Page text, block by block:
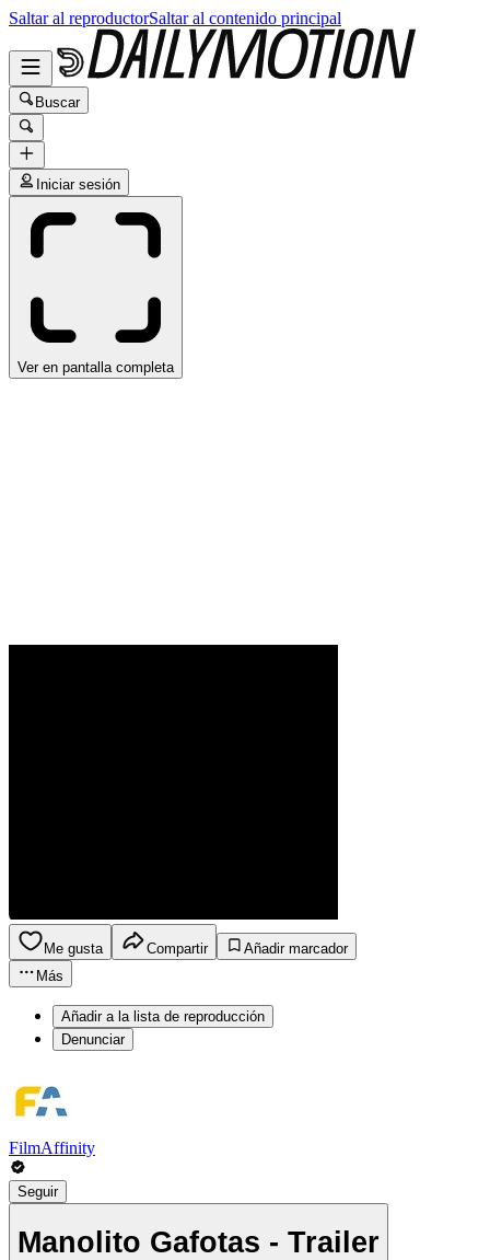
Saltar al reproductorSaltar al contenido principal
Buscar
Iniciar sesión
Ver en pantalla completa
Me gusta Compartir
Añadir marcador
Más
Añadir a la lista de reproducción
Denunciar
FilmAffinity
Seguir
Manolito Gafotas - Trailer